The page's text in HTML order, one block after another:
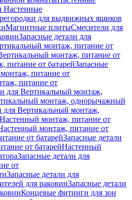
Настенные
для выдвижных ящиков
Магнитные плитыСмесители для
Запасные детали для
монтаж, питание от
монтаж, питание от
питание от батарейЗапасные
питание от
питание от
для Вертикальный монтаж,
монтаж, однорычажный
для Вертикальный монтаж,
Настенный монтаж, питание от
монтаж, питание от
от батарейЗапасные детали
от батарейНастенный
Запасные детали для
от
Запасные детали для
для раковинЗапасные детали
Концевые фитинги для зон